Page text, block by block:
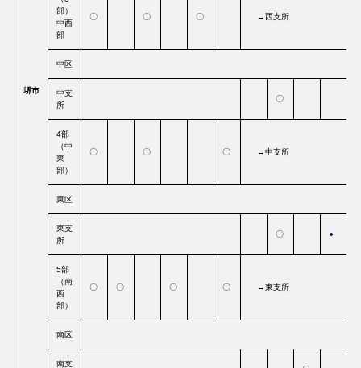
堺市
部）
中西
部
〇 〇 〇 →西支所
中区
中支
所
〇
4部
（中
東
部）
〇 〇 〇 →中支所
東区
東支
所
〇 ●
5部
（南
西
部）
〇 〇 〇 〇 →東支所
南区
南支